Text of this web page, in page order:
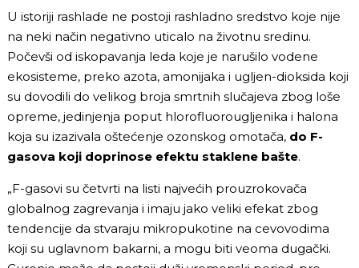
U istoriji rashlade ne postoji rashladno sredstvo koje nije
na neki način negativno uticalo na životnu sredinu.
Počevši od iskopavanja leda koje je narušilo vodene
ekosisteme, preko azota, amonijaka i ugljen-dioksida koji
su dovodili do velikog broja smrtnih slučajeva zbog loše
opreme, jedinjenja poput hlorofluorougljenika i halona
koja su izazivala oštećenje ozonskog omotača, do F-
gasova koji doprinose efektu staklene bašte.
„F-gasovi su četvrti na listi najvećih prouzrokovača
globalnog zagrevanja i imaju jako veliki efekat zbog
tendencije da stvaraju mikropukotine na cevovodima
koji su uglavnom bakarni, a mogu biti veoma dugački.